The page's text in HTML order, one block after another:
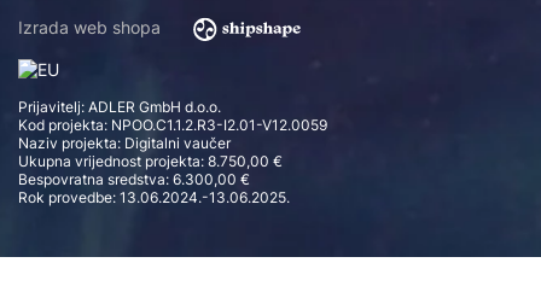
Izrada web shopa
Prijavitelj: ADLER GmbH d.o.o.
Kod projekta: NPOO.C1.1.2.R3-I2.01-V12.0059
Naziv projekta: Digitalni vaučer
Ukupna vrijednost projekta: 8.750,00 €
Bespovratna sredstva: 6.300,00 €
Rok provedbe: 13.06.2024.-13.06.2025.